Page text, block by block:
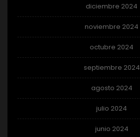
diciembre 2024
noviembre 2024
octubre 2024
septiembre 2024
agosto 2024
julio 2024
junio 2024